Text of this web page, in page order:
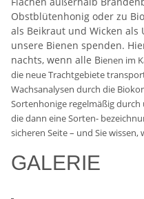
Obstblütenhonig oder zu
als Beikraut und Wicken
unsere Bienen spenden.
nachts, wenn alle Bienen im
die neue Trachtgebiete
Wachsanalysen durch die
Sortenhonige regelmäßig
die dann eine Sorten-
sicheren Seite – und Sie wissen,
GALERIE